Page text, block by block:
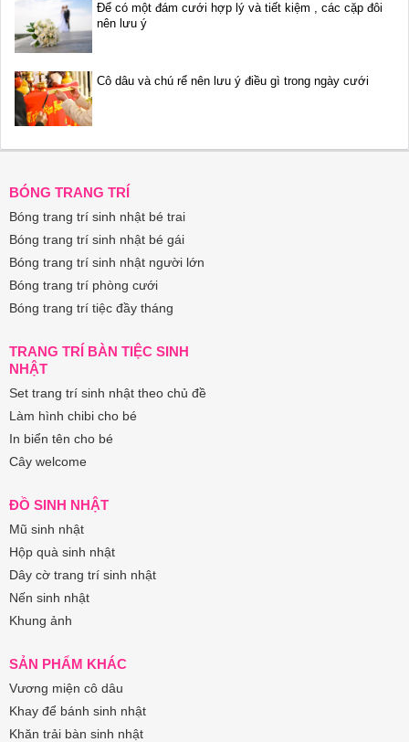
Để có một đám cưới hợp lý và tiết kiệm , các cặp đôi
nên lưu ý
Cô dâu và chú rể nên lưu ý điều gì trong ngày cưới
BÓNG TRANG TRÍ
Bóng trang trí sinh nhật bé trai
Bóng trang trí sinh nhật bé gái
Bóng trang trí sinh nhật người lớn
Bóng trang trí phòng cưới
Bóng trang trí tiệc đầy tháng
TRANG TRÍ BÀN TIỆC SINH
NHẬT
Set trang trí sinh nhật theo chủ đề
Làm hình chibi cho bé
In biển tên cho bé
Cây welcome
ĐỒ SINH NHẬT
Mũ sinh nhật
Hộp quà sinh nhật
Dây cờ trang trí sinh nhật
Nến sinh nhật
Khung ảnh
SẢN PHẨM KHÁC
Vương miện cô dâu
Khay để bánh sinh nhật
Khăn trải bàn sinh nhật